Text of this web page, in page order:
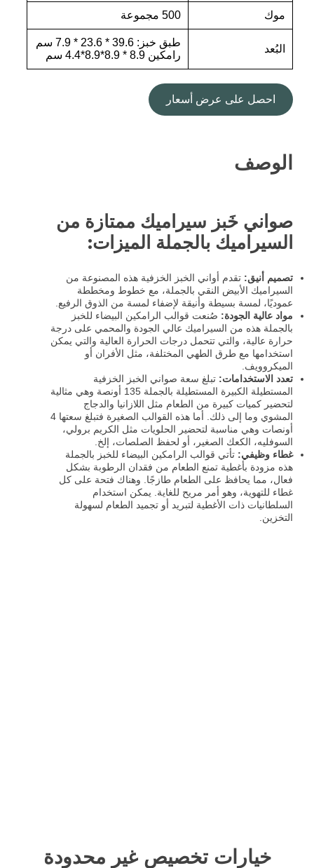
موك 500 مجموعة
البُعد
طبق خبز: 39.6 * 23.6 * 7.9 سم
رامكين 8.9 * 8.9*8.9*4.4 سم
احصل على عرض أسعار
الوصف
صواني خَبز سيراميك ممتازة من
السيراميك بالجملة الميزات:
تصميم أنيق: تقدم أواني الخبز الخزفية هذه المصنوعة من
السيراميك الأبيض النقي بالجملة، مع خطوط ومخططة
عموديًا، لمسة بسيطة وأنيقة لإضفاء لمسة من الذوق الرفيع.
مواد عالية الجودة: صُنعت قوالب الرامكين البيضاء للخبز
بالجملة هذه من السيراميك عالي الجودة والمحمي على درجة
حرارة عالية، والتي تتحمل درجات الحرارة العالية والتي يمكن
استخدامها مع طرق الطهي المختلفة، مثل الأفران أو
الميكروويف.
تعدد الاستخدامات: تبلغ سعة صواني الخبز الخزفية
المستطيلة الكبيرة المستطيلة بالجملة 135 أونصة وهي مثالية
لتحضير كميات كبيرة من الطعام مثل اللازانيا والدجاج
المشوي وما إلى ذلك. أما هذه القوالب الصغيرة فتبلغ سعتها 4
أونصات وهي مناسبة لتحضير الحلويات مثل الكريم برولي،
السوفليه، الكعك الصغير، أو لحفظ الصلصات، إلخ.
غطاء وظيفي: تأتي قوالب الرامكين البيضاء للخبز بالجملة
هذه مزودة بأغطية تمنع الطعام من فقدان الرطوبة بشكل
فعال، مما يحافظ على الطعام طازجًا. وهناك فتحة على كل
غطاء للتهوية، وهو أمر مريح للغاية. يمكن استخدام
السلطانيات ذات الأغطية لتبريد أو تجميد الطعام لسهولة
التخزين.
خيارات تخصيص غير محدودة